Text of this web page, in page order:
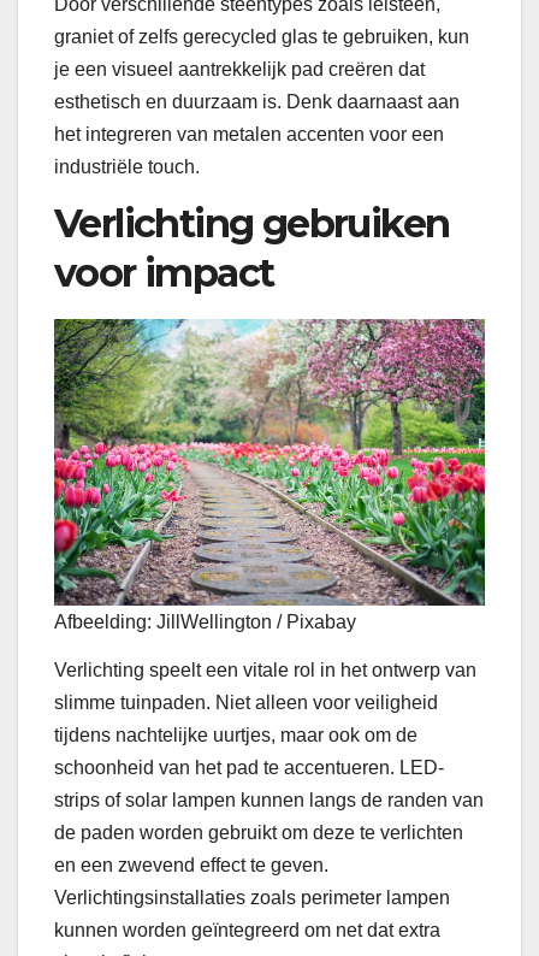
Door verschillende steentypes zoals leisteen,
graniet of zelfs gerecycled glas te gebruiken, kun
je een visueel aantrekkelijk pad creëren dat
esthetisch en duurzaam is. Denk daarnaast aan
het integreren van metalen accenten voor een
industriële touch.
Verlichting gebruiken
voor impact
Afbeelding: JillWellington / Pixabay
Verlichting speelt een vitale rol in het ontwerp van
slimme tuinpaden. Niet alleen voor veiligheid
tijdens nachtelijke uurtjes, maar ook om de
schoonheid van het pad te accentueren. LED-
strips of solar lampen kunnen langs de randen van
de paden worden gebruikt om deze te verlichten
en een zwevend effect te geven.
Verlichtingsinstallaties zoals perimeter lampen
kunnen worden geïntegreerd om net dat extra